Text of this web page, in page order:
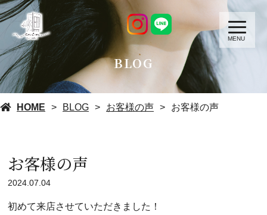
MENU
BLOG
HOME BLOG お客様の声 お客様の声
お客様の声
2024.07.04
初めて来店させていただきました！